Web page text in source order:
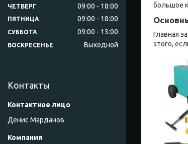
большое
Главная
этого,
ЧЕТВЕРГ 09:00 18:00
ПЯТНИЦА 09:00 18:00
СУББОТА 09:00 13:00
ВОСКРЕСЕНЬЕ Выходной
Контакты
Денис Марданов